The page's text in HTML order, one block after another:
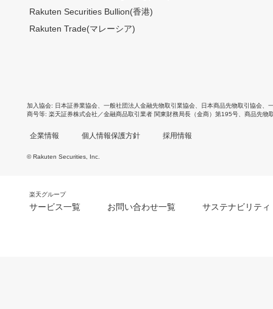
Rakuten Securities Bullion(香港)
Rakuten Trade(マレーシア)
加入協会 日本証券業協会 一般社団法人金融先物取引業協会 日本商品先物取引協会
商号等 楽天証券株式会社／金融商品取引業者 関東財務局長（金商）第195号、商品先物
企業情報 個人情報保護方針 採用情報
© Rakuten Securities, Inc.
楽天グループ
サービス一覧 お問い合わせ一覧 サステナビリティ